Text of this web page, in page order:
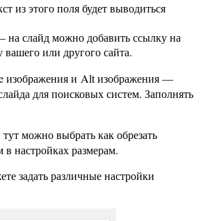
из этого поля будет выводиться
слайд можно добавить ссылку на
или другого сайта.
изображения и Alt изображения —
для поисковых систем. Заполнять
тут можно выбрать как обрезать
настройках размерам.
задать различные настройки